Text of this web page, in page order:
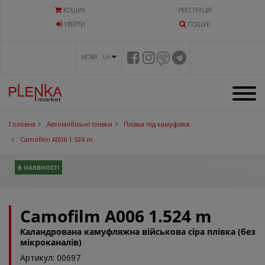
КОШИК
РЕЄСТРАЦІЯ
УВIЙТИ
ПОШУК
МОВА UA
Головна Автомобільні плівки
Плівка під камуфляж
Camofilm А006 1.524 m
В НАЯВНОСТІ
Camofilm А006 1.524 m
Каландрована камуфляжна військова сіра плівка (без
мікроканалів)
Артикул: 00697